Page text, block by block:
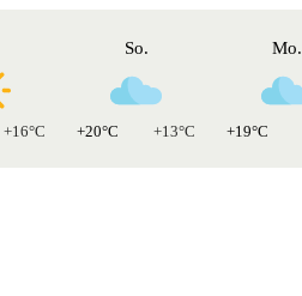
+16°C
So.
+20°C +13°C
Mo.
+19°C